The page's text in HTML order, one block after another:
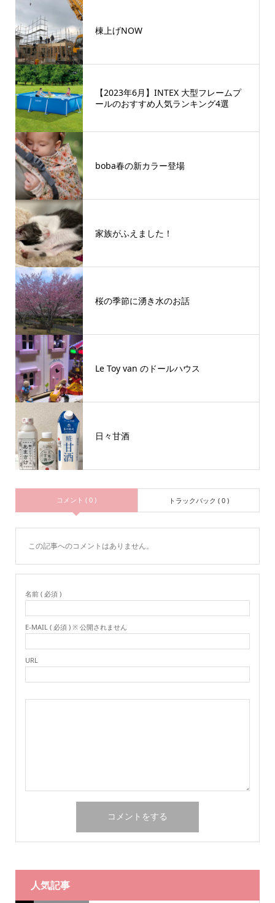
棟上げNOW
【2023年6月】INTEX 大型フレームプ
ールのおすすめ人気ランキング4選
boba春の新カラー登場
家族がふえました！
桜の季節に湧き水のお話
Le Toy van のドールハウス
日々甘酒
コメント ( 0 ) トラックバック ( 0 )
この記事へのコメントはありません。
名前 ( 必須 )
E-MAIL ( 必須 ) ※ 公開されません
URL
人気記事